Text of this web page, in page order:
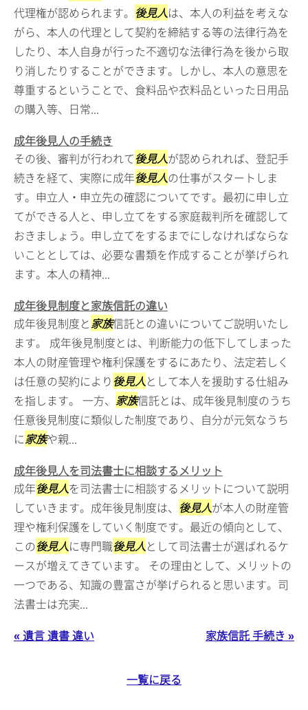
代理権が認められます。 後見人は、本人の利益を考えな
がら、本人の代理として契約を締結する等の法律行為を
したり、本人自身が行った不適切な法律行為を後から取
り消したりすることができます。しかし、本人の意思を
尊重するということで、食料品や衣料品といった日用品
の購入等、日常...
成年後見人の手続き
その後、審判が行われて後見人が認められれば、登記手
続きを経て、実際に成年後見人の仕事がスタートしま
す。申立人・申立先の確認についてです。最初に申し立
てができる人と、申し立てをする家庭裁判所を確認して
おきましょう。申し立てをするまでにしなければならな
いこととしては、必要な書類を作成することが挙げられ
ます。本人の精神...
成年後見制度と家族信託の違い
成年後見制度と 家族信託との違いについてご説明いたし
ます。 成年後見制度とは、判断能力の低下してしまった
本人の財産管理や権利保護をするにあたり、法定若しく
は任意の契約により後見人として本人を援助する仕組み
を指します。 一方、 家族信託とは、成年後見制度のうち
任意後見制度に類似した制度であり、自分が元気なうち
に家族や親...
成年後見人を司法書士に相談するメリット
成年後見人を司法書士に相談するメリットについて説明
していきます。成年後見制度は、 後見人が本人の財産管
理や権利保護をしていく制度です。最近の傾向として、
この後見人に専門職後見人として司法書士が選ばれるケ
ースが増えてきています。 その理由として、メリットの
一つである、知識の豊富さが挙げられると思います。司
法書士は充実...
« 遺言 遺書 違い
家族信託 手続き »
一覧に戻る